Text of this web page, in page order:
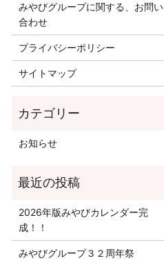
みやびグループに関する、お問い
合わせ
プライバシーポリシー
サイトマップ
お知らせ
2026年版みやびカレンダー完
成！！
みやびグループ３２周年祭